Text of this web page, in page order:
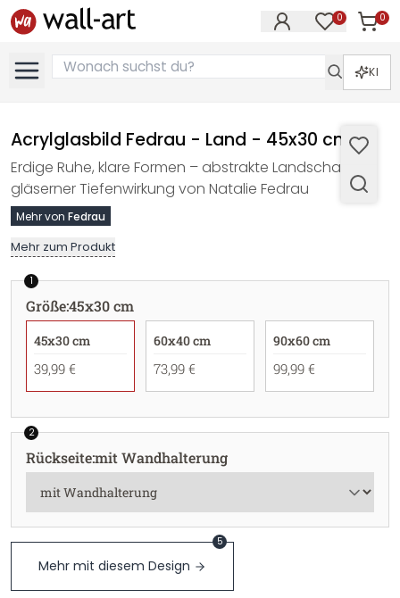
0 0
KI
Acrylglasbild Fedrau - Land - 45x30 cm
Erdige Ruhe, klare Formen – abstrakte Landschaft mit
gläserner Tiefenwirkung von Natalie Fedrau
Mehr von Fedrau
Mehr zum Produkt
1
Größe:45x30 cm
45x30 cm
39,99 €
60x40 cm
73,99 €
90x60 cm
99,99 €
2
Rückseite:mit Wandhalterung
Mehr mit diesem Design
5